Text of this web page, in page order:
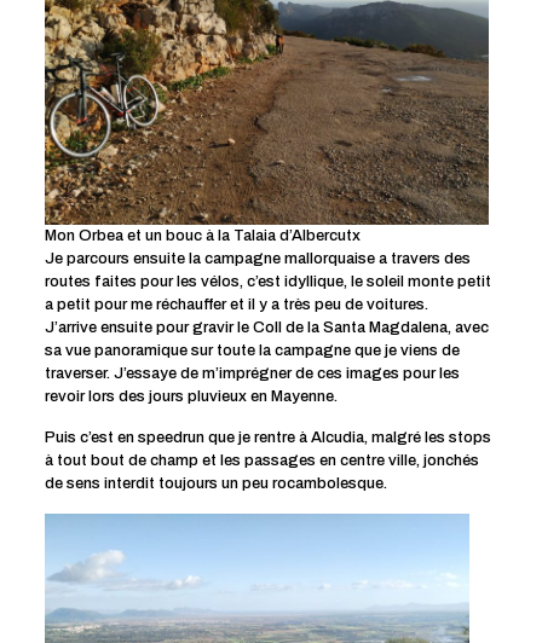
Mon Orbea et un bouc à la Talaia d’Albercutx
Je parcours ensuite la campagne mallorquaise a travers des
routes faites pour les vélos, c’est idyllique, le soleil monte petit
a petit pour me réchauffer et il y a très peu de voitures.
J’arrive ensuite pour gravir le Coll de la Santa Magdalena, avec
sa vue panoramique sur toute la campagne que je viens de
traverser. J’essaye de m’imprégner de ces images pour les
revoir lors des jours pluvieux en Mayenne.
Puis c’est en speedrun que je rentre à Alcudia, malgré les stops
à tout bout de champ et les passages en centre ville, jonchés
de sens interdit toujours un peu rocambolesque.